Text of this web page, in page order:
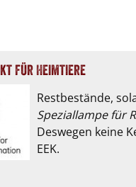
für Heimtiere
Restbestände,
Speziallampe für
Deswegen keine
EEK.